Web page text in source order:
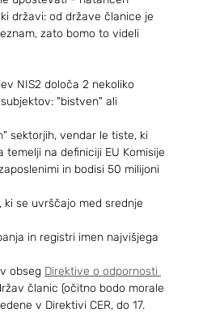
državi: od države članice je
zato bomo to videli
NIS2 določa 2 nekoliko
"bistven" ali
sektorjih, vendar le tiste, ki
temelji na definiciji EU Komisije
in bodisi 50 milijoni
se uvrščajo med srednje
in registri imen najvišjega
obseg Direktive o odpornosti
članic (očitno bodo morale
v Direktivi CER, do 17.